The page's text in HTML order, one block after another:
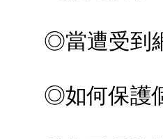
◎當遭受到網
◎如何保護個